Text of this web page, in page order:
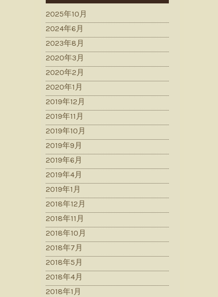
2025年10月
2024年6月
2023年8月
2020年3月
2020年2月
2020年1月
2019年12月
2019年11月
2019年10月
2019年9月
2019年6月
2019年4月
2019年1月
2018年12月
2018年11月
2018年10月
2018年7月
2018年5月
2018年4月
2018年1月